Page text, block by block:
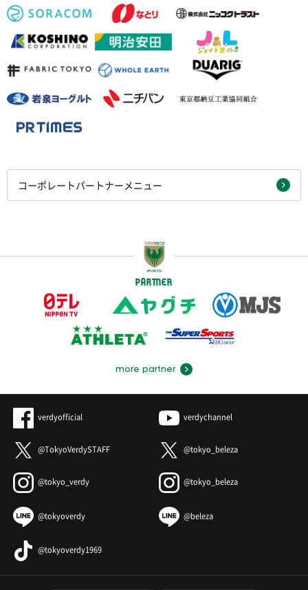
コーポレートパートナーメニュー
PARTNER
more partner
verdyofficial verdychannel
@TokyoVerdySTAFF @tokyo_beleza
@tokyo_verdy @tokyo_beleza
@tokyoverdy @beleza
@tokyoverdy1969